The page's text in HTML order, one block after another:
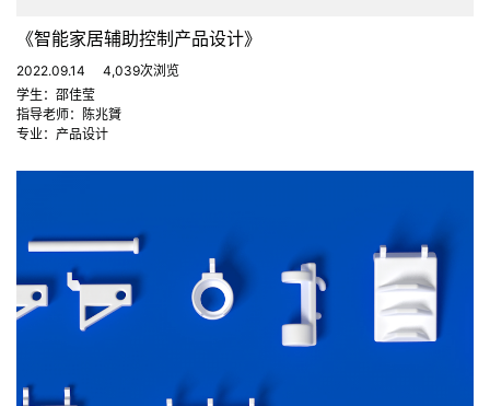
《智能家居辅助控制产品设计》
2022.09.14
4,039次浏览
学生：邵佳莹
指导老师：陈兆贇
专业：产品设计